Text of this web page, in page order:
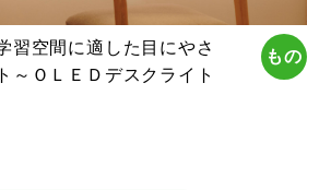
習空間に適した目にやさ
～ＯＬＥＤデスクライト
もの